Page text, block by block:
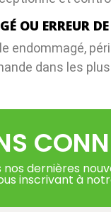
OU ERREUR
endommagé,
dans les
nos dernières
inscrivant à